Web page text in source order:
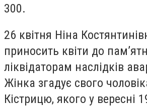
300.
26 квітня Ніна
приносить квіти до
ліквідаторам наслідків
Жінка згадує свого
Кістрицю, якого у вересні